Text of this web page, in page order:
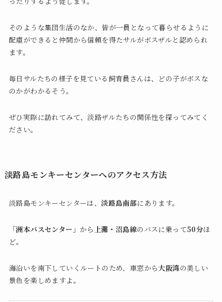
そのような集団生活のなか、皆が一員となって暮らせるように
配慮ができると仲間から信頼を得たサルがボスザルと認められ
ます。
毎日サルたちの様子を見ている飼育員さんは、どの子がボスな
のかがわかるそう。
ぜひ実際に訪れてみて、淡路ザルたちの関係性を探ってみてく
ださい。
淡路島モンキーセンターへのアクセス方法
淡路島モンキーセンターは、淡路島南部にあります。
「洲本バスセンター」 から 上灘・沼島線のバスに乗って50分ほ
ど。
海沿いを南下していくルートのため、車窓から大阪湾の美しい
景色を楽しめますよ。